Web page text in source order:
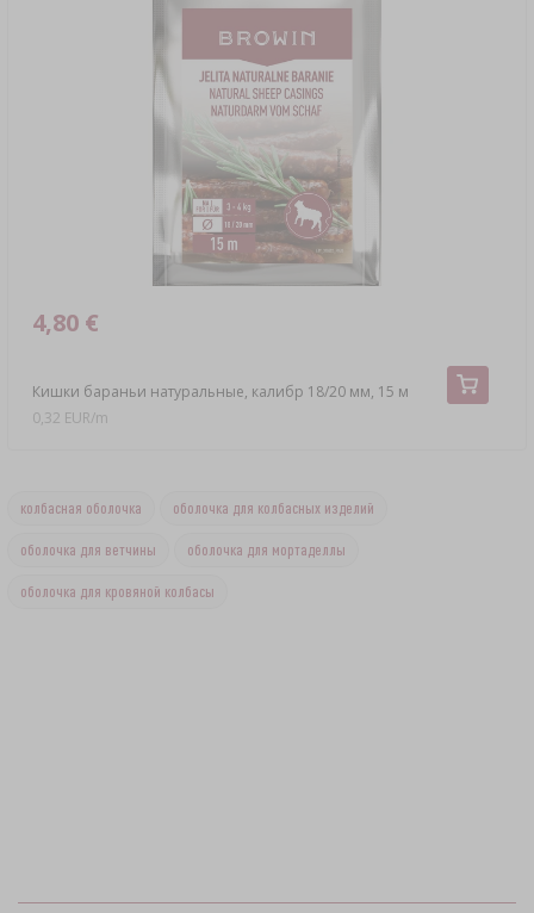
Кишки бараньи натуральные, калибр 18/20 мм, 15 м
4,80 €
0,32 EUR/m
колбасная оболочка оболочка для колбасных изделий
оболочка для ветчины оболочка для мортаделлы
оболочка для кровяной колбасы